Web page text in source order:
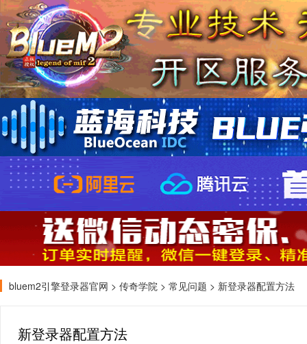
bluem2引擎登录器官网 > 传奇学院 > 常见问题 > 新登录器配置方法
新登录器配置方法